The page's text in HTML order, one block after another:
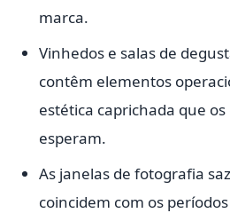
marca.
Vinhedos e salas de
contêm elementos
estética caprichada que
esperam.
As janelas de fotografia
coincidem com os